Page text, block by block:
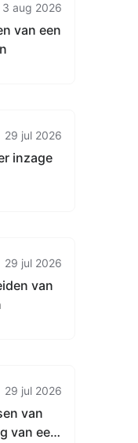
3 aug 2026
van een
29 jul 2026
inzage
29 jul 2026
van
29 jul 2026
van
van een